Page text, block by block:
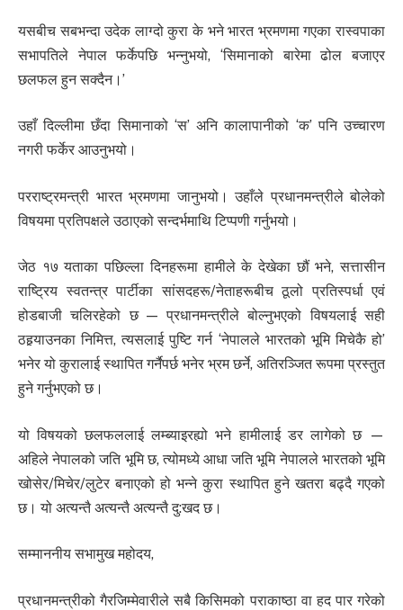
यसबीच सबभन्दा उदेक लाग्दो कुरा के भने भारत भ्रमणमा गएका रास्वपाका
सभापतिले नेपाल फर्केपछि भन्नुभयो, ‘सिमानाको बारेमा ढोल बजाएर
छलफल हुन सक्दैन।’
उहाँ दिल्लीमा छँदा सिमानाको ‘स’ अनि कालापानीको ‘क’ पनि उच्चारण
नगरी फर्केर आउनुभयो।
परराष्ट्रमन्त्री भारत भ्रमणमा जानुभयो। उहाँले प्रधानमन्त्रीले बोलेको
विषयमा प्रतिपक्षले उठाएको सन्दर्भमाथि टिप्पणी गर्नुभयो।
जेठ १७ यताका पछिल्ला दिनहरूमा हामीले के देखेका छौं भने, सत्तासीन
राष्ट्रिय स्वतन्त्र पार्टीका सांसदहरू/नेताहरूबीच ठूलो प्रतिस्पर्धा एवं
होडबाजी चलिरहेको छ — प्रधानमन्त्रीले बोल्नुभएको विषयलाई सही
ठहर्‍याउनका निमित्त, त्यसलाई पुष्टि गर्न ‘नेपालले भारतको भूमि मिचेकै हो’
भनेर यो कुरालाई स्थापित गर्नैपर्छ भनेर भ्रम छर्ने, अतिरञ्जित रूपमा प्रस्तुत
हुने गर्नुभएको छ।
यो विषयको छलफललाई लम्ब्याइरह्यो भने हामीलाई डर लागेको छ —
अहिले नेपालको जति भूमि छ, त्योमध्ये आधा जति भूमि नेपालले भारतको भूमि
खोसेर/मिचेर/लुटेर बनाएको हो भन्ने कुरा स्थापित हुने खतरा बढ्दै गएको
छ। यो अत्यन्तै अत्यन्तै अत्यन्तै दु:खद छ।
सम्माननीय सभामुख महोदय,
प्रधानमन्त्रीको गैरजिम्मेवारीले सबै किसिमको पराकाष्ठा वा हद पार गरेको